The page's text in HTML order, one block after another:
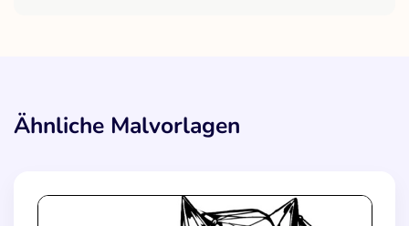
Ähnliche Malvorlagen